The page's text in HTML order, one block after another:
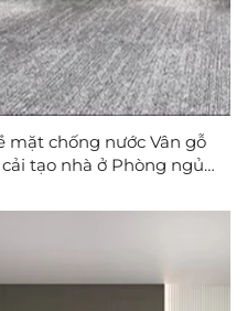
mặt chống nước Vân gỗ
tạo nhà ở Phòng ngủ